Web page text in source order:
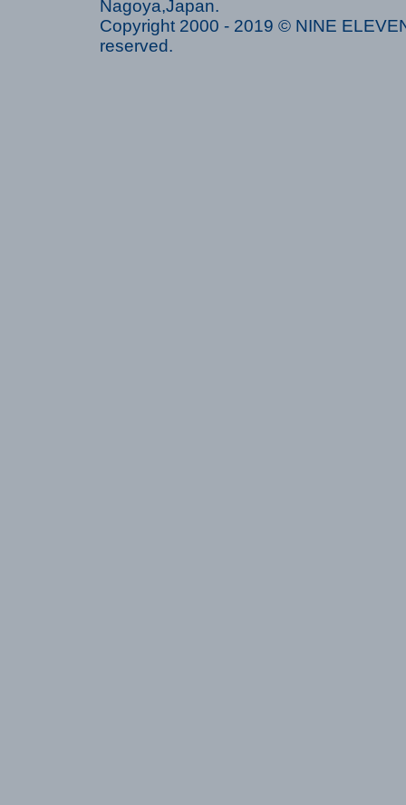
Nagoya,Japan.
Copyright 2000 - 2019 © NINE
reserved.